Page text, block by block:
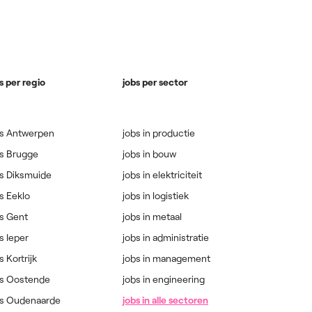
per regio
Antwerpen
Brugge
Diksmuide
Eeklo
Gent
Ieper
Kortrijk
Oostende
Oudenaarde
jobs per sector
jobs in productie
jobs in bouw
jobs in elektriciteit
jobs in logistiek
jobs in metaal
jobs in administratie
jobs in management
jobs in engineering
jobs in alle sectoren